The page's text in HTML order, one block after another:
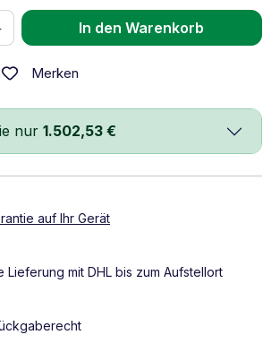
Gib den gewünschten
In den Warenkorb
Merken
nur 1.502,53 €
auf Ihr Gerät
Lieferung mit DHL bis zum Aufstellort